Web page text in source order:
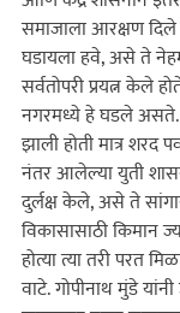
समाजाला आरक्षण दिले
घडायला हवे, असे ते
सर्वतोपरी प्रयत्न केले
नगरमध्ये हे घडले असते.
झाली होती मात्र
नंतर आलेल्या युती
दुर्लक्ष केले, असे ते
विकासासाठी किमान
होत्या त्या तरी परत
वाटे. गोपीनाथ मुंडे